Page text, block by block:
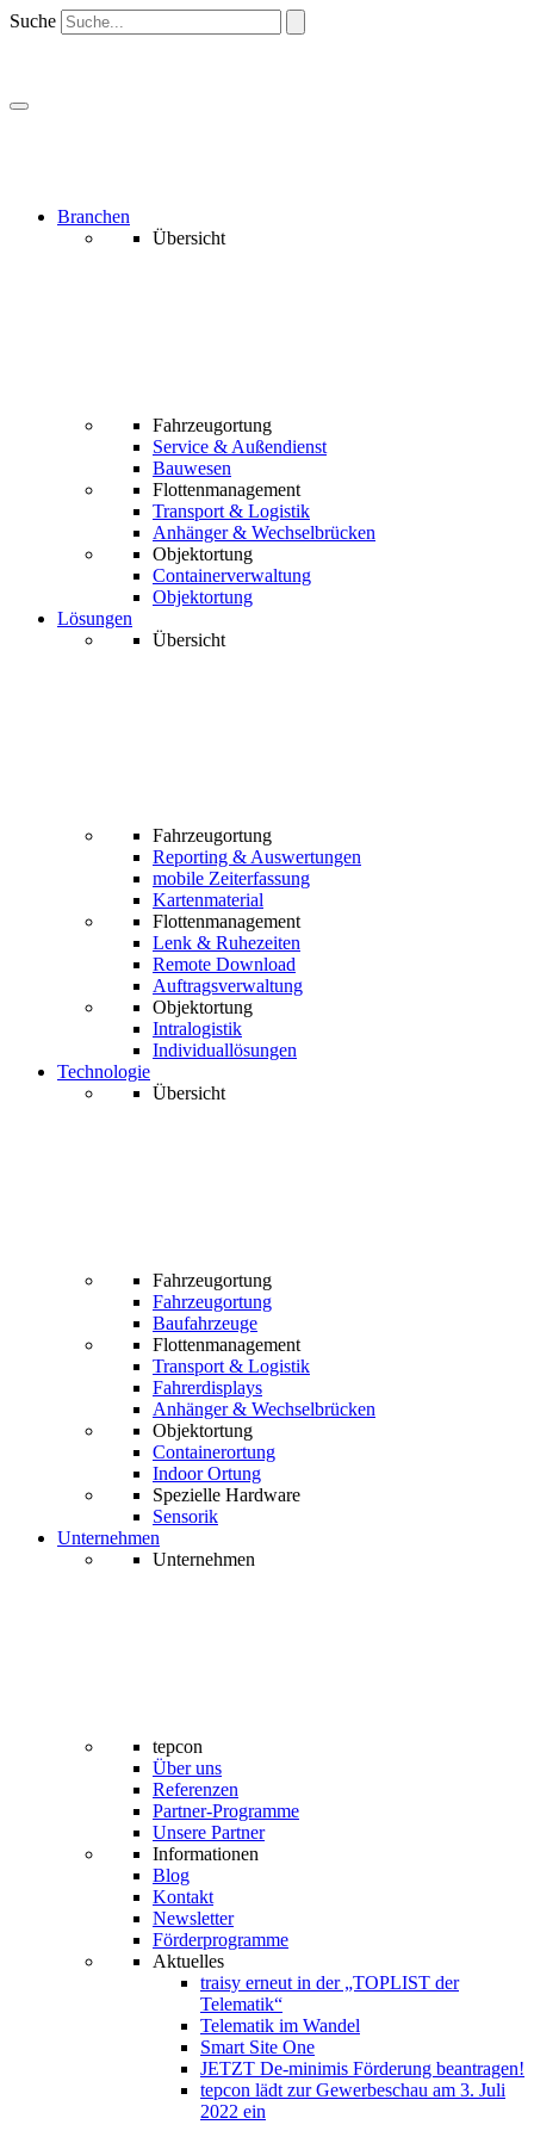
Suche
Branchen
Übersicht
Fahrzeugortung
Service & Außendienst
Bauwesen
Flottenmanagement
Transport & Logistik
Anhänger & Wechselbrücken
Objektortung
Containerverwaltung
Objektortung
Lösungen
Übersicht
Fahrzeugortung
Reporting & Auswertungen
mobile Zeiterfassung
Kartenmaterial
Flottenmanagement
Lenk & Ruhezeiten
Remote Download
Auftragsverwaltung
Objektortung
Intralogistik
Individuallösungen
Technologie
Übersicht
Fahrzeugortung
Fahrzeugortung
Baufahrzeuge
Flottenmanagement
Transport & Logistik
Fahrerdisplays
Anhänger & Wechselbrücken
Objektortung
Containerortung
Indoor Ortung
Spezielle Hardware
Sensorik
Unternehmen
Unternehmen
tepcon
Über uns
Referenzen
Partner-Programme
Unsere Partner
Informationen
Blog
Kontakt
Newsletter
Förderprogramme
Aktuelles
traisy erneut in der „TOPLIST der
Telematik“
Telematik im Wandel
Smart Site One
JETZT De-minimis Förderung beantragen!
tepcon lädt zur Gewerbeschau am 3. Juli
2022 ein